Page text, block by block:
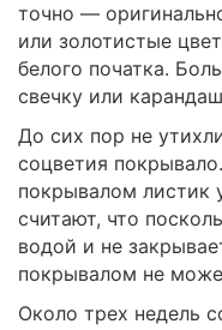
точно —
или золотистые
белого початка.
свечку или
До сих пор не
соцветия
покрывалом листик
считают, что
водой и не
покрывалом не
Около трех недель